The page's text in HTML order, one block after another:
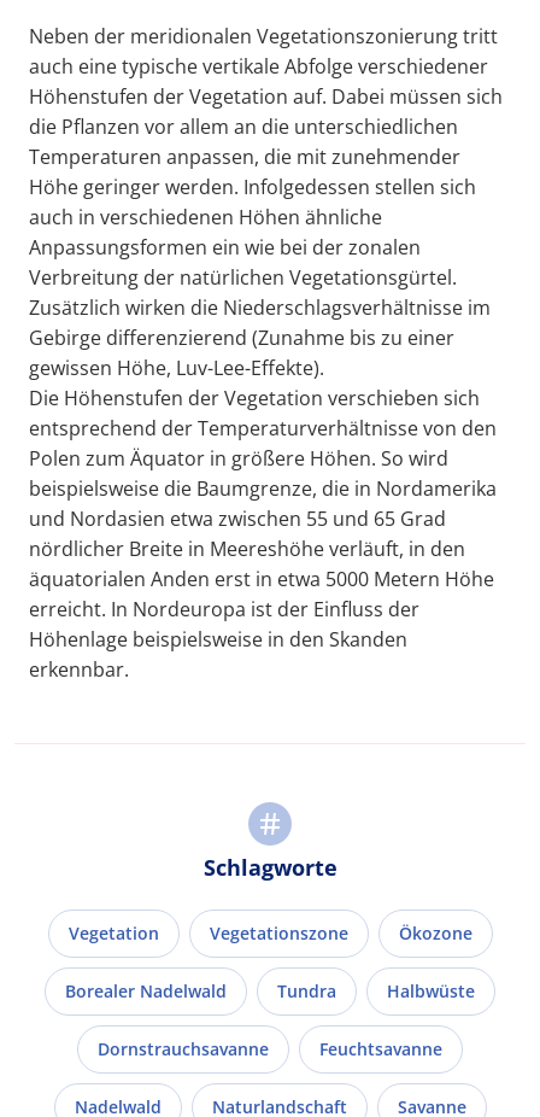
Neben der meridionalen Vegetationszonierung tritt
auch eine typische vertikale Abfolge verschiedener
Höhenstufen der Vegetation auf. Dabei müssen sich
die Pflanzen vor allem an die unterschiedlichen
Temperaturen anpassen, die mit zunehmender
Höhe geringer werden. Infolgedessen stellen sich
auch in verschiedenen Höhen ähnliche
Anpassungsformen ein wie bei der zonalen
Verbreitung der natürlichen Vegetationsgürtel.
Zusätzlich wirken die Niederschlagsverhältnisse im
Gebirge differenzierend (Zunahme bis zu einer
gewissen Höhe, Luv-Lee-Effekte).
Die Höhenstufen der Vegetation verschieben sich
entsprechend der Temperaturverhältnisse von den
Polen zum Äquator in größere Höhen. So wird
beispielsweise die Baumgrenze, die in Nordamerika
und Nordasien etwa zwischen 55 und 65 Grad
nördlicher Breite in Meereshöhe verläuft, in den
äquatorialen Anden erst in etwa 5000 Metern Höhe
erreicht. In Nordeuropa ist der Einfluss der
Höhenlage beispielsweise in den Skanden
erkennbar.
Schlagworte
Vegetation Vegetationszone Ökozone
Borealer Nadelwald Tundra Halbwüste
Dornstrauchsavanne Feuchtsavanne
Nadelwald Naturlandschaft Savanne